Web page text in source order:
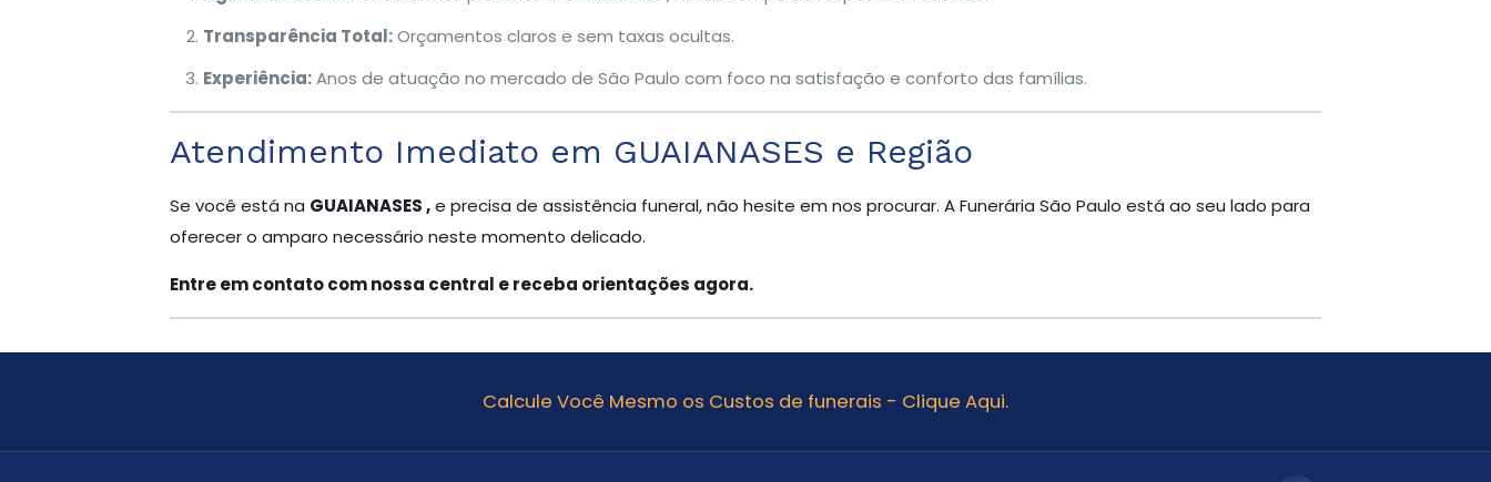
Transparência Total:Orçamentos claros e sem taxas ocultas.
Experiência:Anos de atuação no mercado de São Paulo com foco na satisfação e conforto das famílias.
Atendimento Imediato em GUAIANASES e Região
Se você está na GUAIANASES ,e precisa de assistência funeral, não hesite em nos procurar. A Funerária São Paulo está ao seu lado para
oferecer o amparo necessário neste momento delicado.
Entre em contato com nossa central e receba orientações agora.
Calcule Você Mesmo os Custos de funerais - Clique Aqui.